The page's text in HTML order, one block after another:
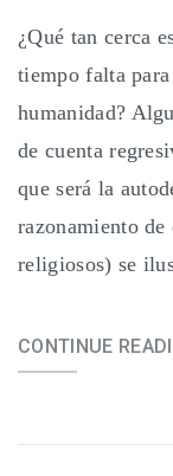
¿Qué tan cerca
tiempo falta
humanidad?
de cuenta
que será la
razonamiento de
religiosos) se
CONTINUE